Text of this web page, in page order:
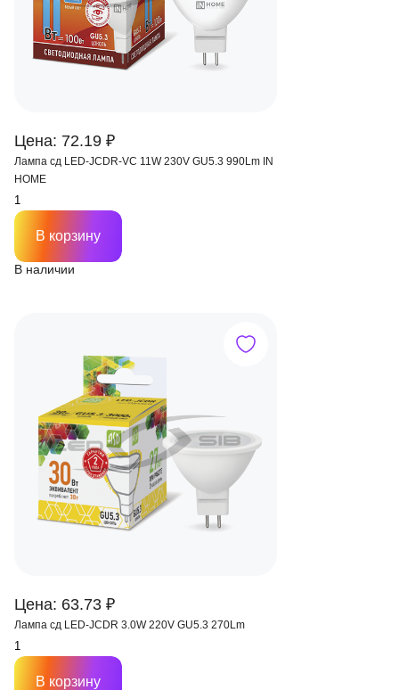
Цена: 72.19 ₽
Лампа сд LED-JCDR-VC 11W 230V GU5.3 990Lm IN
HOME
В наличии
В корзину
Цена: 63.73 ₽
Лампа сд LED-JCDR 3.0W 220V GU5.3 270Lm
В корзину